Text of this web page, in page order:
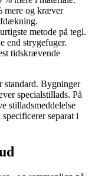
mere og kræver
metode på tegl.
end strygefuger.
tidskrævende
standard. Bygninger
specialstillads. På
stilladsmeddelelse
separat i